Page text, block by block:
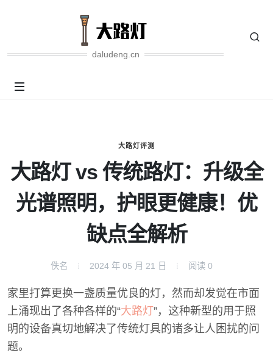
daludeng.cn
大路灯评测
大路灯 vs 传统路灯：升级全
光谱照明，护眼更健康！优
缺点全解析
佚名 2024 年 05 月 21 日 阅读 0
家里打算更换一盏质量优良的灯，然而却发觉在市面
上涌现出了各种各样的“大路灯”，这种新型的用于照
明的设备真切地解决了传统灯具的诸多让人困扰的问
题。